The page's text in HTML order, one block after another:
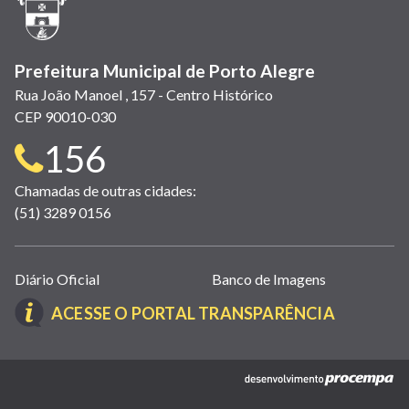
Prefeitura Municipal de Porto Alegre
Rua João Manoel , 157 - Centro Histórico
CEP 90010-030
Telefone
para
contato:
156
Chamadas de outras cidades:
(51) 3289 0156
Links
úteis
(abrem
nova
Diário Oficial Banco de Imagens
ACESSE O PORTAL TRANSPARÊNCIA(LINK
EM
NOVA